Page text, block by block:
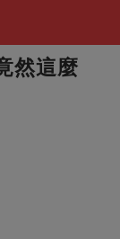
然這麼